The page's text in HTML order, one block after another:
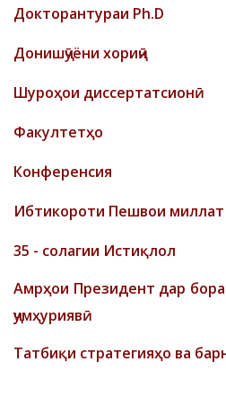
Докторантураи Ph.D
Донишҷӯёни хориҷӣ
Шyроҳои диссертатсионӣ
Факултетҳо
Конференсия
Ибтикороти Пешвои миллат
35 - солагии Истиқлол
Амрҳои Президент дар
ҷумҳуриявӣ
Татбиқи стратегияҳо ва